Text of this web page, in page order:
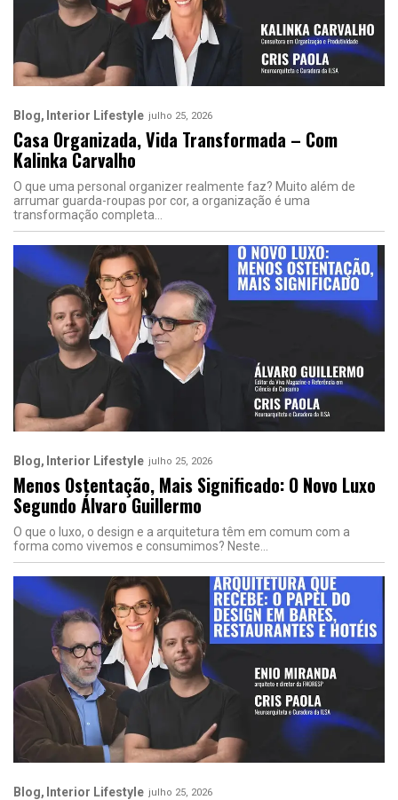
Blog Interior Lifestyle julho 25, 2026
Casa Organizada, Vida Transformada – Com
Kalinka Carvalho
O que uma personal organizer realmente faz? Muito além de
arrumar guarda-roupas por cor, a organização é uma
transformação completa
Blog Interior Lifestyle julho 25, 2026
Menos Ostentação, Mais Significado: O Novo Luxo
Segundo Álvaro Guillermo
O que o luxo, o design e a arquitetura têm em comum com a
forma como vivemos e consumimos? Neste
Blog Interior Lifestyle julho 25, 2026